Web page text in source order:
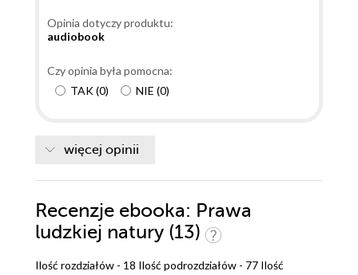
Opinia dotyczy produktu:
audiobook
Czy opinia była pomocna:
TAK(0) NIE (0)
więcej opinii
Recenzje ebooka: Prawa
ludzkiej natury (13)
Ilość rozdziałów - 18 Ilość podrozdziałów - 77 Ilość